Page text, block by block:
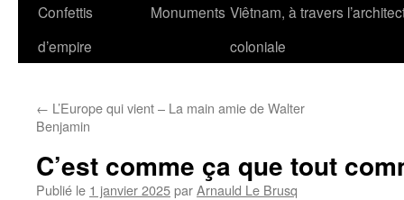
Confettis
d’empire
Monuments Viêtnam, à travers
coloniale
← L’Europe qui vient – La main amie de Walter
Benjamin
C’est comme ça que tout
Publié le 1 janvier 2025parArnauld Le Brusq